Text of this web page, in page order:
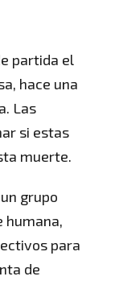
partida el
hace una
Las
si estas
muerte.
grupo
humana,
para
de